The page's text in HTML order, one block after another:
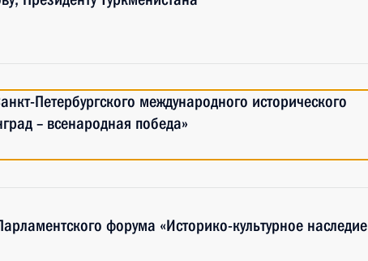
Петербургского международного исторического
– всенародная победа»
форума «Историко-культурное наследие